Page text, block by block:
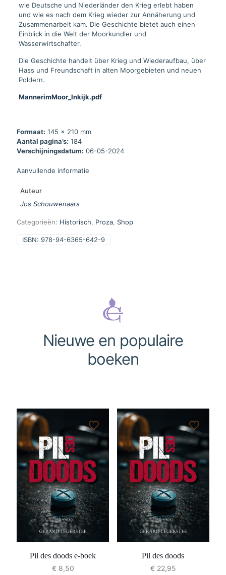
wie Deutsche und Niederländer den Krieg erlebt haben
und wie es nach dem Krieg wieder zur Annäherung und
Zusammenarbeit kam. Die Geschichte bietet auch einen
Einblick in die Welt der Moorkundler und
Wasserwirtschafter.
Die Geschichte handelt über Krieg und Wiederaufbau, über
Hass und Freundschaft in alten Moorgebieten und neuen
Poldern.
MannerimMoor_Inkijk.pdf
Formaat: 145 x 210 mm
Aantal pagina’s: 184
Verschijningsdatum: 06-05-2024
Aanvullende informatie
Auteur
Jos Schouwenaars
Categorieën: Historisch Proza Shop
ISBN: 978-94-6365-642-9
Nieuwe en populaire
boeken
Pil des doods e-boek
€8,50
Pil des doods
€22,95